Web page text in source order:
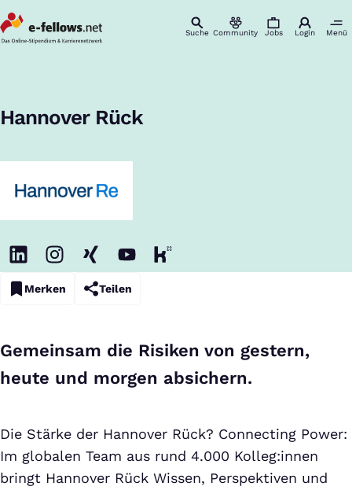
Suche Community Jobs Login Menü
Hannover Rück
Merken Teilen
Gemeinsam die Risiken von gestern,
heute und morgen absichern.
Die Stärke der Hannover Rück? Connecting Power:
Im globalen Team aus rund 4.000 Kolleg:innen
bringt Hannover Rück Wissen, Perspektiven und